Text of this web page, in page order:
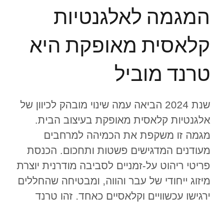
המגמה לאלגנטיות
קלאסית מאופקת היא
טרנד מוביל
שנת 2024 הביאה עמה שינוי מובהק לכיוון של
אלגנטיות קלאסית מאופקת בעיצוב הבית.
מגמה זו משקפת את הכמיהה למרחבים
מעודנים המדגישים פשטות ותחכום. הכנסת
פריטי ריהוט על-זמניים לסביבה מודרנית יוצרת
מיזוג ייחודי של עבר והווה, ומבטיחה שהחללים
ירגישו עכשוויים וקלאסיים כאחד. זהו טרנד